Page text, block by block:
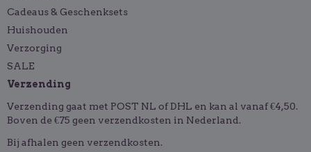
Cadeaus & Geschenksets
Huishouden
Verzorging
SALE
Verzending
Verzending gaat met POST NL of DHL en kan al vanaf €4,50.
Boven de €75 geen verzendkosten in Nederland.
Bij afhalen geen verzendkosten.